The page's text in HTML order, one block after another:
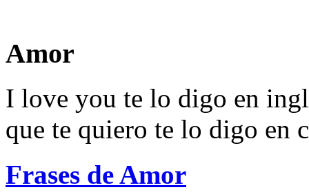
Amor
I love you te lo digo en
que te quiero te lo digo en
Frases de Amor